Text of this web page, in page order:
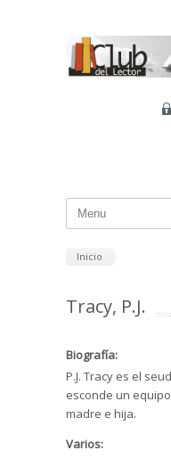
Inicio
Tracy, P.J.
Biografía:
P.J. Tracy es el
esconde un
madre e hija.
Varios: